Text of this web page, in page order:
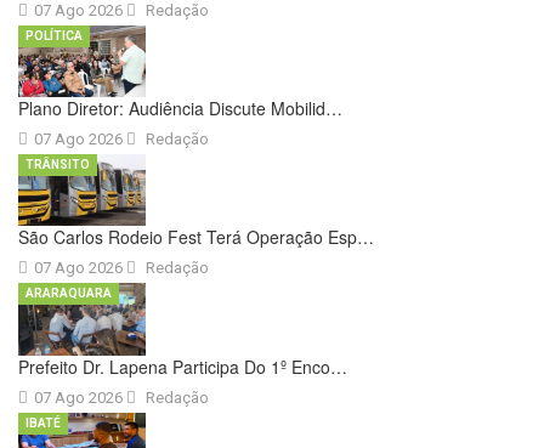
07 Ago 2026 Redação
Plano Diretor: Audiência Discute Mobilid…
07 Ago 2026
POLÍTICA
Redação
São Carlos Rodeio Fest Terá Operação Esp…
07 Ago 2026
TRÂNSITO
Redação
Prefeito Dr. Lapena Participa Do 1º Enco…
07 Ago 2026
ARARAQUARA
Redação
IBATÉ